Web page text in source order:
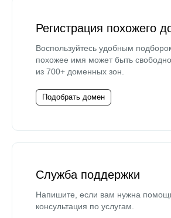
Регистрация похожего
Воспользуйтесь удобным
похожее имя может быть
из 700+ доменных зон.
Подобрать домен
Служба поддержки
Напишите, если вам нужна
консультация по услугам.